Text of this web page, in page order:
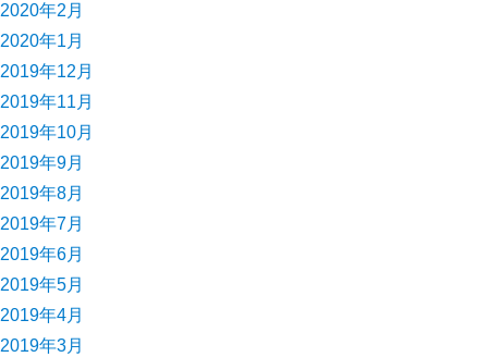
2020年2月
2020年1月
2019年12月
2019年11月
2019年10月
2019年9月
2019年8月
2019年7月
2019年6月
2019年5月
2019年4月
2019年3月